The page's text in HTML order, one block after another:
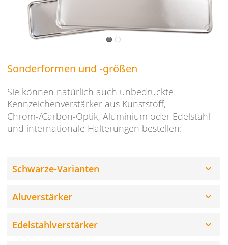
Sonderformen und -größen
Sie können natürlich auch unbedruckte
Kennzeichenverstärker aus Kunststoff,
Chrom-/Carbon-Optik, Aluminium oder Edelstahl
und internationale Halterungen bestellen:
Schwarze-Varianten
Aluverstärker
Edelstahlverstärker